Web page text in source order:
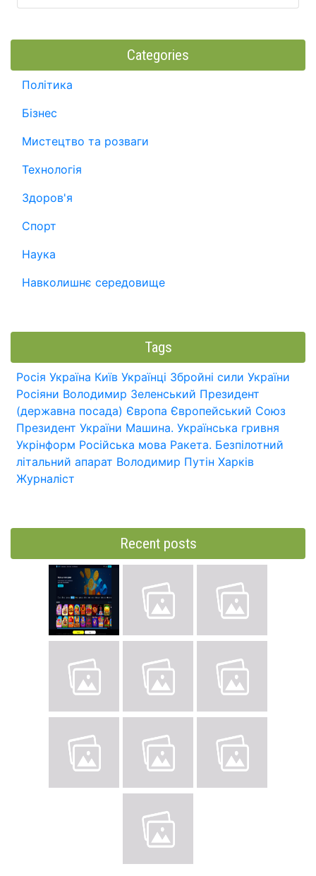
Categories
Політика
Бізнес
Мистецтво та розваги
Технологія
Здоров'я
Спорт
Наука
Навколишнє середовище
Tags
Росія Україна Київ Українці Збройні сили України
Росіяни Володимир Зеленський Президент
(державна посада) Європа Європейський Союз
Президент України Машина. Українська гривня
Укрінформ Російська мова Ракета. Безпілотний
літальний апарат Володимир Путін Харків
Журналіст
Recent posts